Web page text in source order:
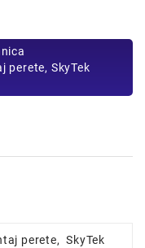
perete, SkyTek
perete, SkyTek